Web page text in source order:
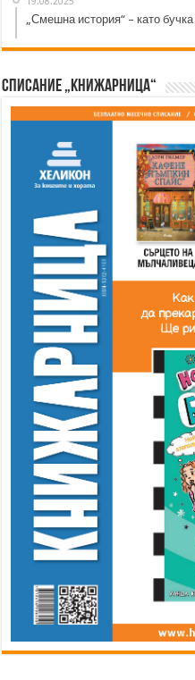
„Смешна история“ – като
Списание „Книжарница“